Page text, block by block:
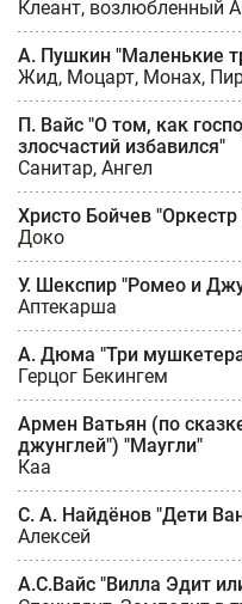
Клеант, возлюбленный
А. Пушкин "Маленькие
Жид, Моцарт, Монах,
П. Вайс "О том, как
злосчастий избавился"
Санитар, Ангел
Христо Бойчев "Оркестр
Доко
У. Шекспир "Ромео и
Аптекарша
А. Дюма "Три
Герцог Бекингем
Армен Ватьян (по
джунглей") "Маугли"
Каа
С. А. Найдёнов "Дети
Алексей
А.С.Вайс "Вилла Эдит